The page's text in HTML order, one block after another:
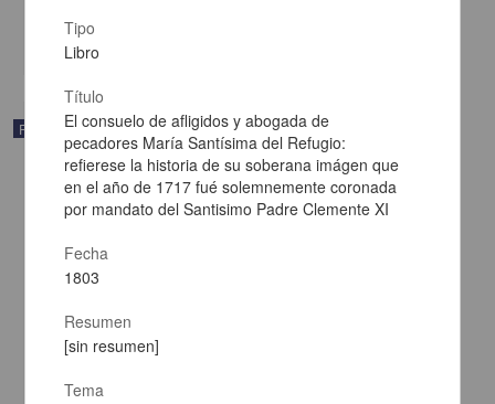
Publicación
Tipo
Libro
Título
El consuelo de afligidos y abogada de
pecadores María Santísima del Refugio:
refierese la historia de su soberana imágen que
en el año de 1717 fué solemnemente coronada
por mandato del Santisimo Padre Clemente XI
Fecha
1803
Resumen
[sin resumen]
Tema